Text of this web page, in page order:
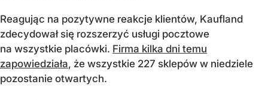
Reagując na pozytywne reakcje klientów, Kaufland
zdecydował się rozszerzyć usługi pocztowe
na wszystkie placówki. Firma kilka dni temu
zapowiedziała, że wszystkie 227 sklepów w niedziele
pozostanie otwartych.